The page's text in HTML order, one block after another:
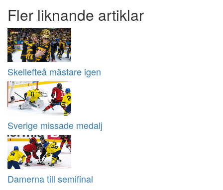
Fler liknande artiklar
Skellefteå mästare igen
Sverige missade medalj
Damerna till semifinal